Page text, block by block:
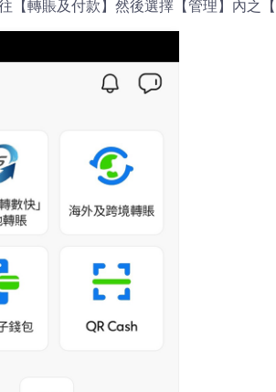
【轉賬及付款】然後選擇【管理】內之